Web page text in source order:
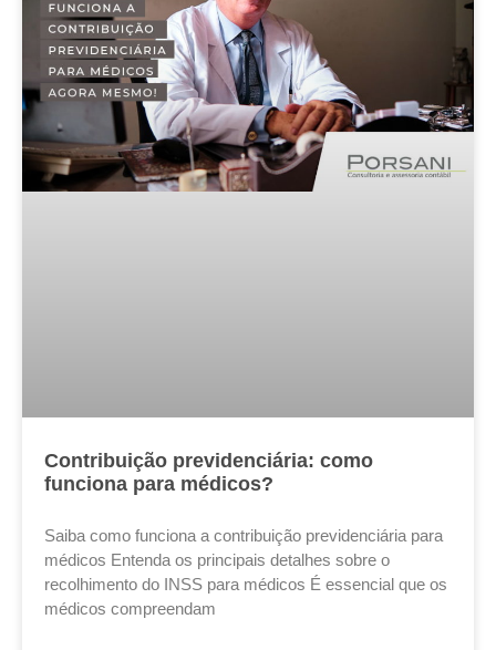
Contribuição previdenciária: como
funciona para médicos?
Saiba como funciona a contribuição previdenciária para
médicos Entenda os principais detalhes sobre o
recolhimento do INSS para médicos É essencial que os
médicos compreendam